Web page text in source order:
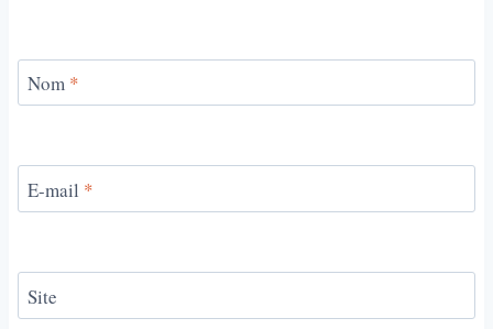
Nom *
E-mail *
Site